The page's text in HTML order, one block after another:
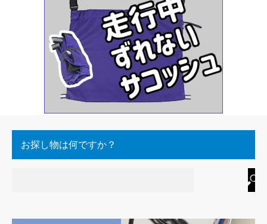
お探し物は何ですか？